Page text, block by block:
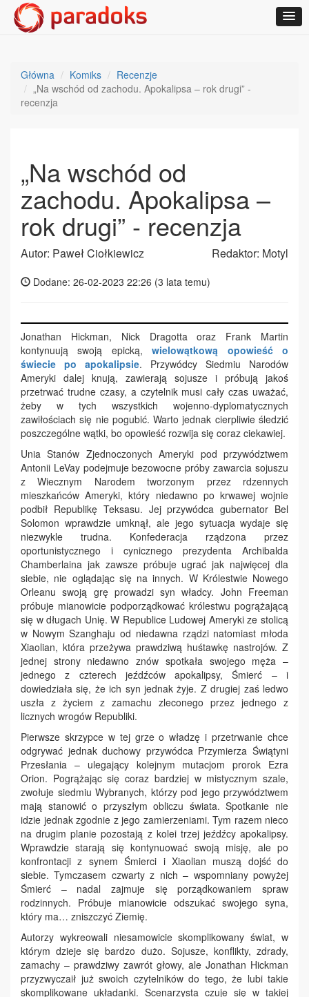
Główna Komiks
Recenzje
„Na wschód od zachodu. Apokalipsa – rok drugi” -
recenzja
„Na wschód od
zachodu. Apokalipsa –
rok drugi” - recenzja
Autor: Paweł Ciołkiewicz Redaktor: Motyl
Dodane: 26-02-2023 22:26 (3 lata temu)
Jonathan Hickman, Nick Dragotta oraz Frank Martin
kontynuują swoją epicką,wielowątkową opowieść o
świecie po apokalipsie. Przywódcy Siedmiu Narodów
Ameryki dalej knują, zawierają sojusze i próbują jakoś
przetrwać trudne czasy, a czytelnik musi cały czas uważać,
żeby w tych wszystkich wojenno-dyplomatycznych
zawiłościach się nie pogubić. Warto jednak cierpliwie śledzić
poszczególne wątki, bo opowieść rozwija się coraz ciekawiej.
Unia Stanów Zjednoczonych Ameryki pod przywództwem
Antonii LeVay podejmuje bezowocne próby zawarcia sojuszu
z Wiecznym Narodem tworzonym przez rdzennych
mieszkańców Ameryki, który niedawno po krwawej wojnie
podbił Republikę Teksasu. Jej przywódca gubernator Bel
Solomon wprawdzie umknął, ale jego sytuacja wydaje się
niezwykle trudna. Konfederacja rządzona przez
oportunistycznego i cynicznego prezydenta Archibalda
Chamberlaina jak zawsze próbuje ugrać jak najwięcej dla
siebie, nie oglądając się na innych. W Królestwie Nowego
Orleanu swoją grę prowadzi syn władcy. John Freeman
próbuje mianowicie podporządkować królestwu pogrążającą
się w długach Unię. W Republice Ludowej Ameryki ze stolicą
w Nowym Szanghaju od niedawna rządzi natomiast młoda
Xiaolian, która przeżywa prawdziwą huśtawkę nastrojów. Z
jednej strony niedawno znów spotkała swojego męża –
jednego z czterech jeźdźców apokalipsy, Śmierć – i
dowiedziała się, że ich syn jednak żyje. Z drugiej zaś ledwo
uszła z życiem z zamachu zleconego przez jednego z
licznych wrogów Republiki.
Pierwsze skrzypce w tej grze o władzę i przetrwanie chce
odgrywać jednak duchowy przywódca Przymierza Świątyni
Przesłania – ulegający kolejnym mutacjom prorok Ezra
Orion. Pogrążając się coraz bardziej w mistycznym szale,
zwołuje siedmiu Wybranych, którzy pod jego przywództwem
mają stanowić o przyszłym obliczu świata. Spotkanie nie
idzie jednak zgodnie z jego zamierzeniami. Tym razem nieco
na drugim planie pozostają z kolei trzej jeźdźcy apokalipsy.
Wprawdzie starają się kontynuować swoją misję, ale po
konfrontacji z synem Śmierci i Xiaolian muszą dojść do
siebie. Tymczasem czwarty z nich – wspomniany powyżej
Śmierć – nadal zajmuje się porządkowaniem spraw
rodzinnych. Próbuje mianowicie odszukać swojego syna,
który ma… zniszczyć Ziemię.
Autorzy wykreowali niesamowicie skomplikowany świat, w
którym dzieje się bardzo dużo. Sojusze, konflikty, zdrady,
zamachy – prawdziwy zawrót głowy, ale Jonathan Hickman
przyzwyczaił już swoich czytelników do tego, że lubi takie
skomplikowane układanki. Scenarzysta czuje się w takiej